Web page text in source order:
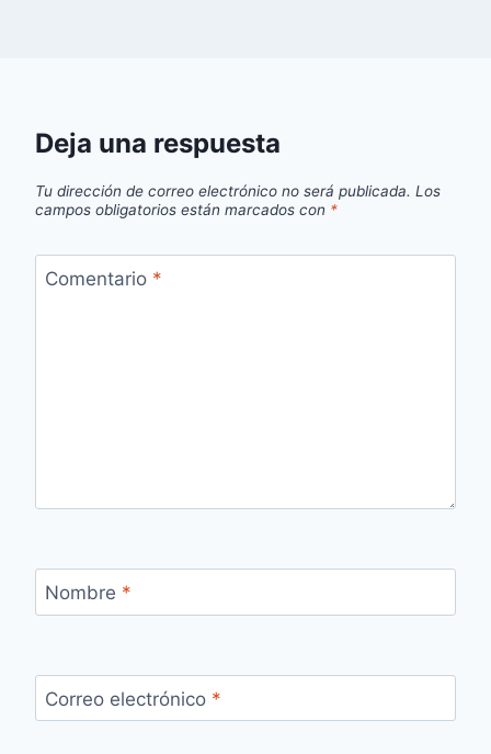
Deja una respuesta
Tu dirección de correo electrónico no será publicada. Los
campos obligatorios están marcados con *
Comentario *
Nombre *
Correo electrónico *